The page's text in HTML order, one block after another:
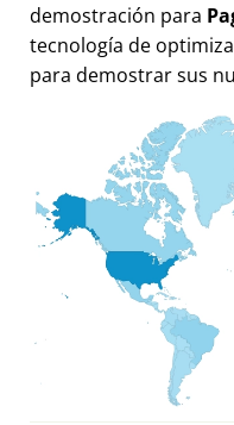
demostración para
tecnología de
para demostrar sus